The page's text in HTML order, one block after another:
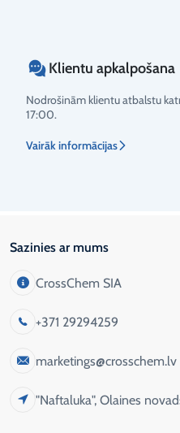
Klientu apkalpošana
Nodrošinām klientu atbalstu
17:00.
Vairāk informācijas
Sazinies ar mums
CrossChem SIA
+371 29294259
marketings@crosschem.lv
"Naftaluka", Olaines